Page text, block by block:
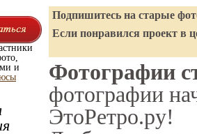
и
Подпишитесь на старые
Если понравился проект в
Фотографии
фотографии
ЭтоРетро.ру!